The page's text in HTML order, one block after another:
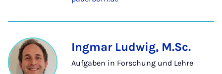
Ingmar Ludwig, M.Sc.
Aufgaben in Forschung und Lehre